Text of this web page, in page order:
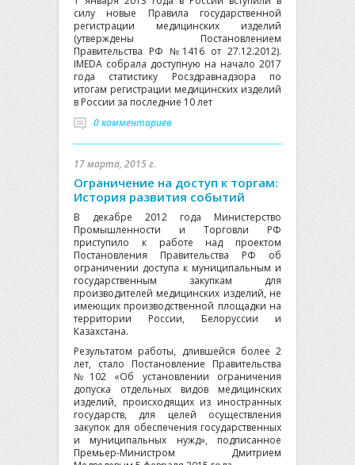
силу новые Правила государственной
регистрации медицинских изделий
(утверждены Постановлением
Правительства РФ №1416 от 27.12.2012).
IMEDA собрала доступную на начало 2017
года статистику Росздравнадзора по
итогам регистрации медицинских изделий
в России за последние 10 лет
0 комментариев
17 марта, 2015 г.
Ограничение на доступ к торгам:
История развития событий
В декабре 2012 года Министерство
Промышленности и Торговли РФ
приступило к работе над проектом
Постановления Правительства РФ об
ограничении доступа к муниципальным и
государственным закупкам для
производителей медицинских изделий, не
имеющих производственной площадки на
территории России, Белоруссии и
Казахстана.
Результатом работы, длившейся более 2
лет, стало Постановление Правительства
№102 «Об установлении ограничения
допуска отдельных видов медицинских
изделий, происходящих из иностранных
государств, для целей осуществления
закупок для обеспечения государственных
и муниципальных нужд», подписанное
Премьер-Министром Дмитрием